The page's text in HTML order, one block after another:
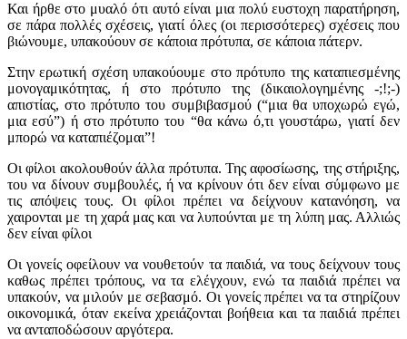
Και ήρθε στο μυαλό ότι αυτό είναι μια πολύ ευστοχη παρατήρηση,
σε πάρα πολλές σχέσεις, γιατί όλες (οι περισσότερες) σχέσεις που
βιώνουμε, υπακούουν σε κάποια πρότυπα, σε κάποια πάτερν.
Στην ερωτική σχέση υπακούουμε στο πρότυπο της καταπιεσμένης
μονογαμικότητας, ή στο πρότυπο της (δικαιολογημένης -;!;-)
απιστίας, στο πρότυπο του συμβιβασμού (“μια θα υποχωρώ εγώ,
μια εσύ”) ή στο πρότυπο του “θα κάνω ό,τι γουστάρω, γιατί δεν
μπορώ να καταπιέζομαι”!
Οι φίλοι ακολουθούν άλλα πρότυπα. Της αφοσίωσης, της στήριξης,
του να δίνουν συμβουλές, ή να κρίνουν ότι δεν είναι σύμφωνο με
τις απόψεις τους. Οι φίλοι πρέπει να δείχνουν κατανόηση, να
χαιρονται με τη χαρά μας και να λυπούνται με τη λύπη μας. Αλλιώς
δεν είναι φίλοι
Οι γονείς οφείλουν να νουθετούν τα παιδιά, να τους δείχνουν τους
καθως πρέπει τρόπους, να τα ελέγχουν, ενώ τα παιδιά πρέπει να
υπακούν, να μιλούν με σεβασμό. Οι γονείς πρέπει να τα στηρίζουν
οικονομικά, όταν εκείνα χρειάζονται βοήθεια και τα παιδιά πρέπει
να ανταποδώσουν αργότερα.